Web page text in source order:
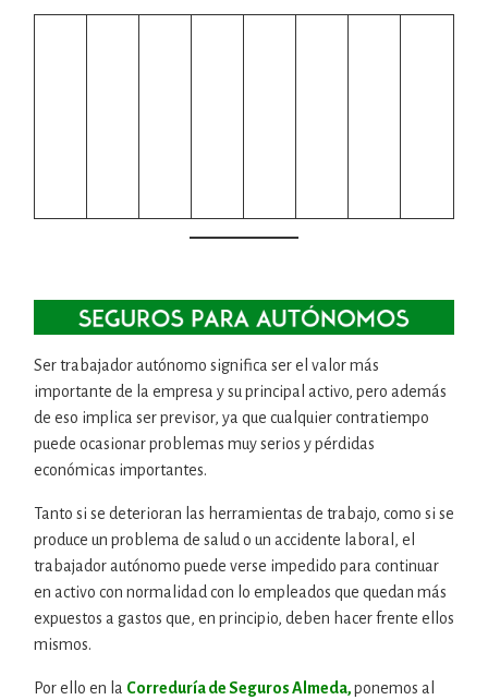
Ser trabajador autónomo significa ser el valor más
importante de la empresa y su principal activo, pero además
de eso implica ser previsor, ya que cualquier contratiempo
puede ocasionar problemas muy serios y pérdidas
económicas importantes.
Tanto si se deterioran las herramientas de trabajo, como si se
produce un problema de salud o un accidente laboral, el
trabajador autónomo puede verse impedido para continuar
en activo con normalidad con lo empleados que quedan más
expuestos a gastos que, en principio, deben hacer frente ellos
mismos.
Por ello en la Correduría de Seguros Almeda,ponemos al